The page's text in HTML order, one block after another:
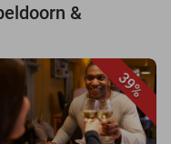
&
39%